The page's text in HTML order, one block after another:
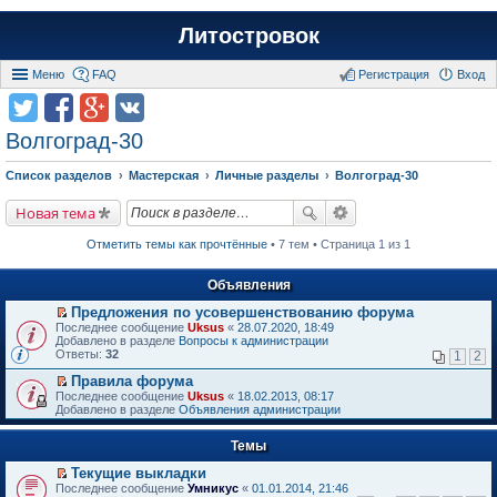
Литостровок
Меню FAQ Вход
Регистрация
Волгоград-30
Список разделов Мастерская Личные разделы Волгоград-30
Новая тема
Отметить темы как прочтённые • 7 тем • Страница 1 из 1
Объявления
П
е
р
й
т
и
к
п
в
о
Предложения по усовершенствованию форума
Последнее сообщение Uksus « 28.07.2020, 18:49
Добавлено в разделе Вопросы к администрации
Ответы: 32 1 2
П
е
р
е
т
и
к
Правила форума
Последнее сообщение Uksus « 18.02.2013, 08:17
Добавлено в разделе Объявления администрации
Темы
П
Текущие выкладки
Последнее сообщение Умникус « 01.01.2014, 21:46